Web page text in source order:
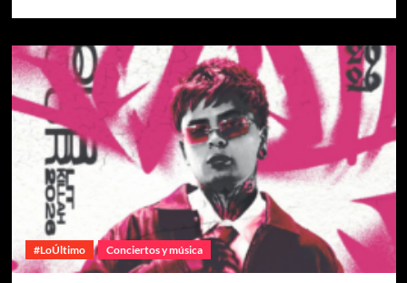
#LoÚltimo Conciertos y música